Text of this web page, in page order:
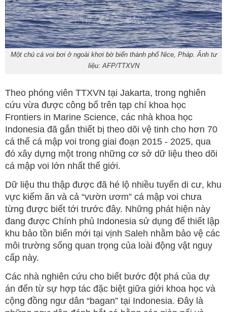
Một chú cá voi bơi ở ngoài khơi bờ biển thành phố Nice, Pháp. Ảnh tư
liệu: AFP/TTXVN
Theo phóng viên TTXVN tại Jakarta, trong nghiên
cứu vừa được công bố trên tạp chí khoa học
Frontiers in Marine Science, các nhà khoa học
Indonesia đã gắn thiết bị theo dõi vệ tinh cho hơn 70
cá thể cá mập voi trong giai đoạn 2015 - 2025, qua
đó xây dựng một trong những cơ sở dữ liệu theo dõi
cá mập voi lớn nhất thế giới.
Dữ liệu thu thập được đã hé lộ nhiều tuyến di cư, khu
vực kiếm ăn và cả “vườn ươm” cá mập voi chưa
từng được biết tới trước đây. Những phát hiện này
đang được Chính phủ Indonesia sử dụng để thiết lập
khu bảo tồn biển mới tại vịnh Saleh nhằm bảo vệ các
môi trường sống quan trọng của loài động vật nguy
cấp này.
Các nhà nghiên cứu cho biết bước đột phá của dự
án đến từ sự hợp tác đặc biệt giữa giới khoa học và
cộng đồng ngư dân “bagan” tại Indonesia. Đây là